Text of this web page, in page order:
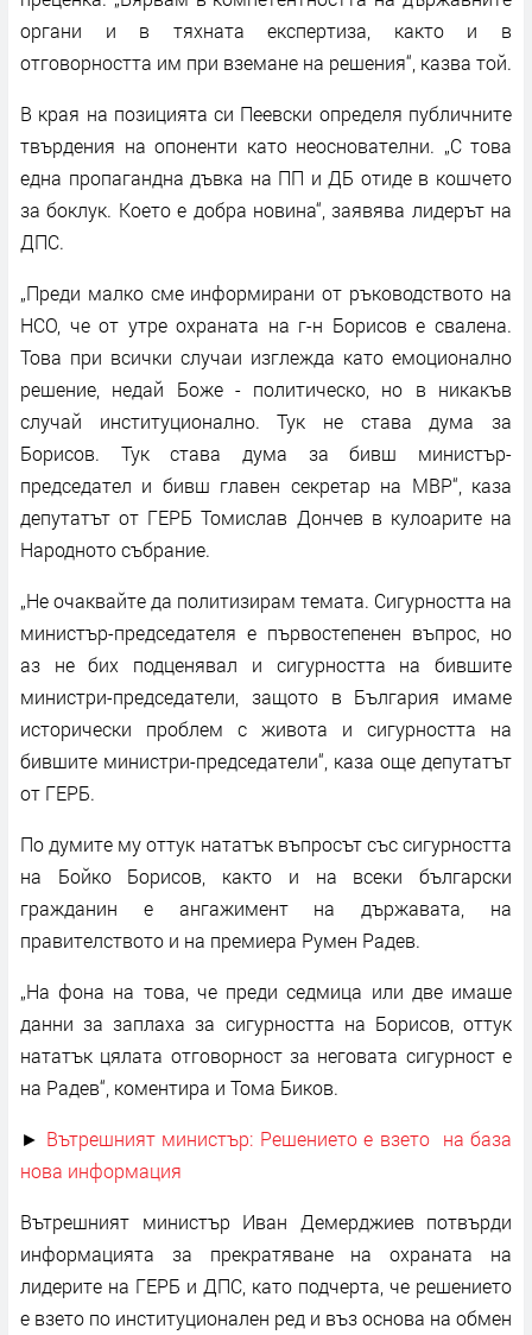
органи и в тяхната експертиза, както и в
отговорността им при вземане на решения“, казва той.
В края на позицията си Пеевски определя публичните
твърдения на опоненти като неоснователни. „С това
една пропагандна дъвка на ПП и ДБ отиде в кошчето
за боклук. Което е добра новина“, заявява лидерът на
ДПС.
„Преди малко сме информирани от ръководството на
НСО, че от утре охраната на г-н Борисов е свалена.
Това при всички случаи изглежда като емоционално
решение, недай Боже - политическо, но в никакъв
случай институционално. Тук не става дума за
Борисов. Тук става дума за бивш министър-
председател и бивш главен секретар на МВР“, каза
депутатът от ГЕРБ Томислав Дончев в кулоарите на
Народното събрание.
„Не очаквайте да политизирам темата. Сигурността на
министър-председателя е първостепенен въпрос, но
аз не бих подценявал и сигурността на бившите
министри-председатели, защото в България имаме
исторически проблем с живота и сигурността на
бившите министри-председатели“, каза още депутатът
от ГЕРБ.
По думите му оттук нататък въпросът със сигурността
на Бойко Борисов, както и на всеки български
гражданин е ангажимент на държавата, на
правителството и на премиера Румен Радев.
„На фона на това, че преди седмица или две имаше
данни за заплаха за сигурността на Борисов, оттук
нататък цялата отговорност за неговата сигурност е
на Радев“, коментира и Тома Биков.
► Вътрешният министър: Решението е взето на база
нова информация
Вътрешният министър Иван Демерджиев потвърди
информацията за прекратяване на охраната на
лидерите на ГЕРБ и ДПС, като подчерта, че решението
е взето по институционален ред и въз основа на обмен